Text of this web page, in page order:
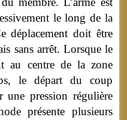
le long de la
déplacement doit être
sans arrêt. Lorsque le
au centre de la zone
le départ du coup
une pression régulière
présente plusieurs